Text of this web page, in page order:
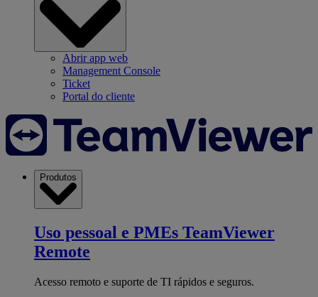
Abrir app web
Management Console
Ticket
Portal do cliente
Produtos
Uso pessoal e PMEs TeamViewer
Remote
Acesso remoto e suporte de TI rápidos e seguros.